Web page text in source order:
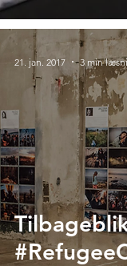
21. jan. 2017 3 min